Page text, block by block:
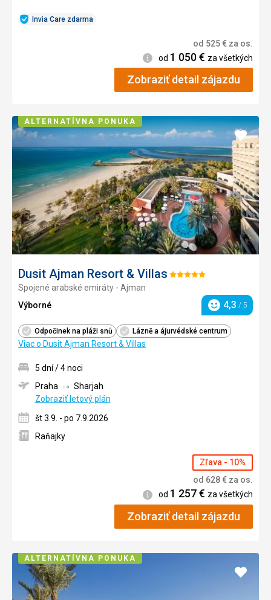
Invia Care zdarma
od 525€ za os.
Informácie
od 1 050€ za všetkých
Zobraziť detail zájazdu
Dusit Ajman Resort & Villas Hodnotenie:
Spojené arabské emiráty - Ajman
Výborné
Hodnotenie
4,3 / 5
Odpočinek na pláži snů Lázně a ájurvédské centrum
Viac o Dusit Ajman Resort & Villas
Pridať
do
5 dní / 4 noci
Praha
Sharjah
Zobraziť letový plán
št 3.9. - po 7.9.2026
Raňajky
Zľava - 10%
od 628€ za os.
Informácie
od 1 257€ za všetkých
Zobraziť detail zájazdu
ALTERNATÍVNA PONUKA
Pridať
ALTERNATÍVNA PONUKA